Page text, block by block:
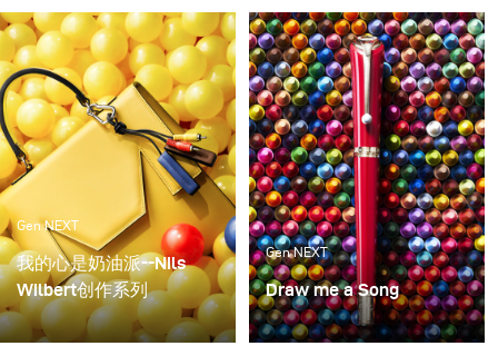
记的不同感觉。当我们把这些甜品带到办公室后，几分钟
内就解决掉了它们。所以这次，我们决定尝试为这些甜品
进行拍摄（再吃一些） 来看看效果！
Gen NEXT
我的心是奶油派--Nils
Wilbert创作系列
是什么让我们像孩子一样
Gen NEXT
Draw me a Song
A continuation of the last